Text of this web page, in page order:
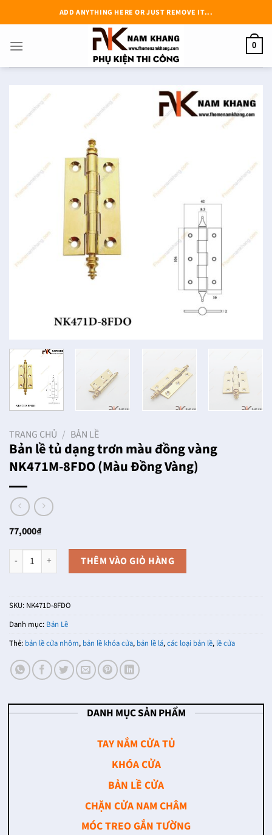
đến
dung
ADD ANYTHING HERE OR JUST REMOVE IT...
0
TRANG CHỦ / BẢN LỀ
Bản lề tủ dạng trơn màu đồng vàng
NK471M-8FDO (Màu Đồng Vàng)
77,000₫
Bản lề tủ dạng trơn màu đồng vàng NK471M-8FDO (Màu Đồng
THÊM VÀO GIỎ HÀNG
SKU: NK471D-8FDO
Danh mục: Bản Lề
Thẻ: bản lề cửa nhôm, bản lề khóa cửa, bản lề lá,các loại bản lề, lề cửa
DANH MỤC SẢN PHẨM
TAY NẮM CỬA TỦ
KHÓA CỬA
BẢN LỀ CỬA
CHẶN CỬA NAM CHÂM
MÓC TREO GẮN TƯỜNG